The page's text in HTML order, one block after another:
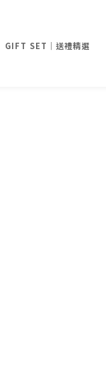
GIFT SET｜送禮精選